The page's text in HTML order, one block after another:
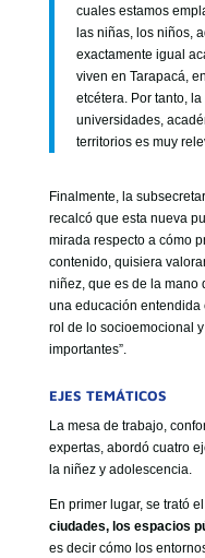
cuales estamos
las niñas, los niños,
exactamente igual
viven en Tarapacá,
etcétera. Por tanto,
universidades,
territorios es muy
Finalmente, la
recalcó que esta nueva
mirada respecto a cómo
contenido, quisiera
niñez, que es de la mano
una educación entendida
rol de lo socioemocional
importantes”.
EJES TEMÁTICOS
La mesa de trabajo,
expertas, abordó cuatro
la niñez y adolescencia.
En primer lugar, se trató el
ciudades, los espacios
es decir cómo los